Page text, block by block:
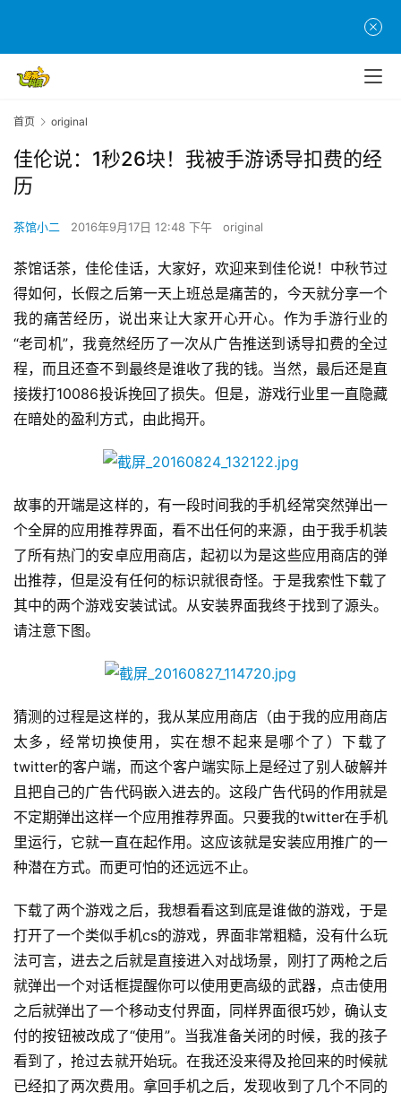
首
页
游
茶
原
创
戏
业
界
手
机
游
戏
首页 original
佳伦说：1秒26块！我被手游诱导扣费的经
历
茶馆小二 2016年9月17日 12:48 下午 original
茶馆话茶，佳伦佳话，大家好，欢迎来到佳伦说！中秋节过
得如何，长假之后第一天上班总是痛苦的，今天就分享一个
我的痛苦经历，说出来让大家开心开心。作为手游行业的
“老司机”，我竟然经历了一次从广告推送到诱导扣费的全过
程，而且还查不到最终是谁收了我的钱。当然，最后还是直
接拨打10086投诉挽回了损失。但是，游戏行业里一直隐藏
在暗处的盈利方式，由此揭开。
故事的开端是这样的，有一段时间我的手机经常突然弹出一
个全屏的应用推荐界面，看不出任何的来源，由于我手机装
了所有热门的安卓应用商店，起初以为是这些应用商店的弹
出推荐，但是没有任何的标识就很奇怪。于是我索性下载了
其中的两个游戏安装试试。从安装界面我终于找到了源头。
请注意下图。
猜测的过程是这样的，我从某应用商店（由于我的应用商店
太多，经常切换使用，实在想不起来是哪个了）下载了
twitter的客户端，而这个客户端实际上是经过了别人破解并
且把自己的广告代码嵌入进去的。这段广告代码的作用就是
不定期弹出这样一个应用推荐界面。只要我的twitter在手机
里运行，它就一直在起作用。这应该就是安装应用推广的一
种潜在方式。而更可怕的还远远不止。
下载了两个游戏之后，我想看看这到底是谁做的游戏，于是
打开了一个类似手机cs的游戏，界面非常粗糙，没有什么玩
法可言，进去之后就是直接进入对战场景，刚打了两枪之后
就弹出一个对话框提醒你可以使用更高级的武器，点击使用
之后就弹出了一个移动支付界面，同样界面很巧妙，确认支
付的按钮被改成了“使用”。当我准备关闭的时候，我的孩子
看到了，抢过去就开始玩。在我还没来得及抢回来的时候就
已经扣了两次费用。拿回手机之后，发现收到了几个不同的